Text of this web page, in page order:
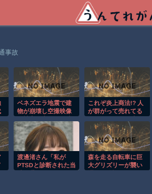
事故
ベネズエラ地震で建
物が崩壊し空撮映像
る。
これぞ炎上商法!? 人
が群がって売れてる
テクニックｗ
渡邊渚さん「私が
PTSDと診断された当
森を走る自転車に巨
大グリズリーが襲い